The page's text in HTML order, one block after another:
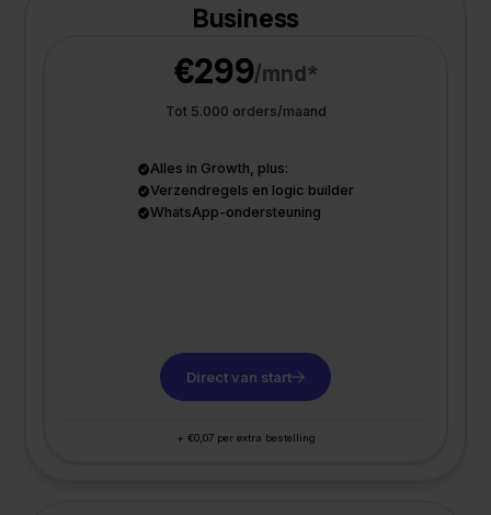
Business
€299/mnd*
Tot 5.000 orders/maand
Alles in Growth, plus:
Verzendregels en logic builder
WhatsApp-ondersteuning
Direct van start
+ €0,07 per extra bestelling